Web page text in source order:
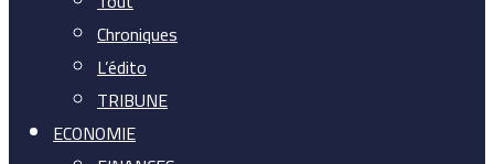
Chroniques
L’édito
TRIBUNE
ECONOMIE